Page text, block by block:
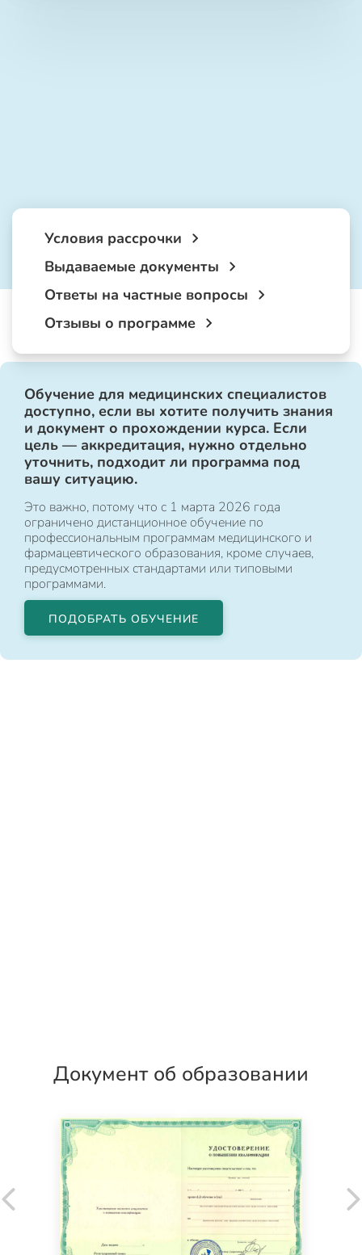
Условия рассрочки
Выдаваемые документы
Ответы на частные вопросы
Отзывы о программе
Обучение для медицинских специалистов
доступно, если вы хотите получить знания
и документ о прохождении курса. Если
цель — аккредитация, нужно отдельно
уточнить, подходит ли программа под
вашу ситуацию.
Это важно, потому что с 1 марта 2026 года
ограничено дистанционное обучение по
профессиональным программам медицинского и
фармацевтического образования, кроме случаев,
предусмотренных стандартами или типовыми
программами.
ПОДОБРАТЬ ОБУЧЕНИЕ
Документ об образовании